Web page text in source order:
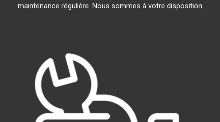
maintenance régulière. Nous sommes à votre disposition